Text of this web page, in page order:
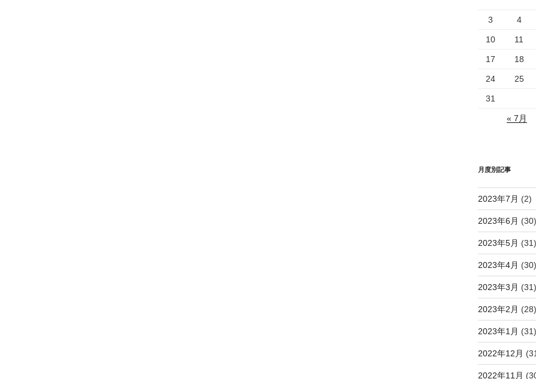
3 4
10 11
17 18
24 25
31
« 7月
月度別記事
2023年7月 (2)
2023年6月 (30)
2023年5月 (31)
2023年4月 (30)
2023年3月 (31)
2023年2月 (28)
2023年1月 (31)
2022年12月
2022年11月